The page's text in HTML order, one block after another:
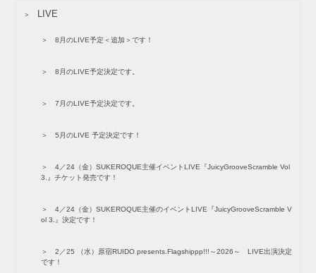
LIVE
8月のLIVE予定＜追加＞です！
8月のLIVE予定決定です。
7月のLIVE予定決定です。
5月のLIVE 予定決定です！
4／24（金）SUKEROQUE主催イベントLIVE『JuicyGrooveScramble Vol
3.』チケット発売です！
4／24（金）SUKEROQUE主催のイベントLIVE『JuicyGrooveScramble V
ol 3.』決定です！
2／25 （水）原宿RUIDO presents.Flagshippp!!!～2026～ LIVE出演決定
です！